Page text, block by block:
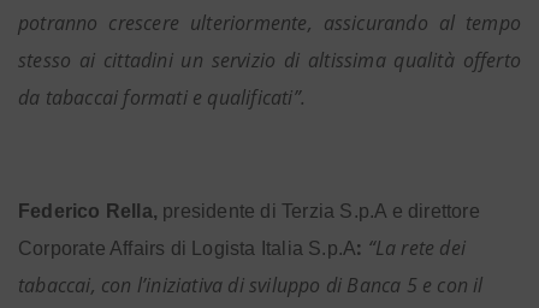
potranno crescere ulteriormente, assicurando al tempo
stesso ai cittadini un servizio di altissima qualità offerto
da tabaccai formati e qualificati”.
Federico Rella, presidente di Terzia S.p.A e direttore
Corporate Affairs di Logista Italia S.p.A: “La rete dei
tabaccai, con l’iniziativa di sviluppo di Banca 5 e con il